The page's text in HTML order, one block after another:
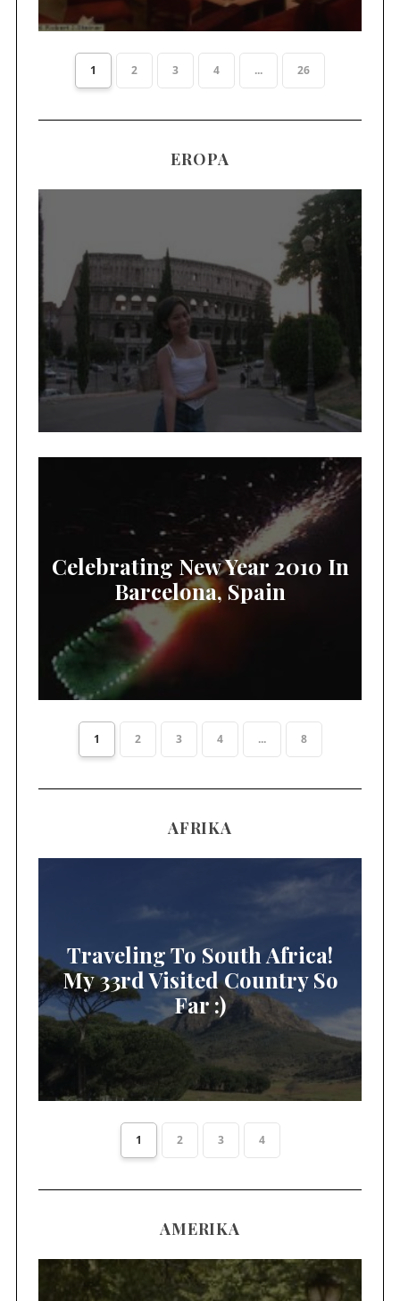
1 2 3 4 ... 26
EROPA
Celebrating New Year 2010 In
Barcelona, Spain
1 2 3 4 ... 8
AFRIKA
Traveling To South Africa!
My 33rd Visited Country So
Far :)
1 2 3 4
AMERIKA